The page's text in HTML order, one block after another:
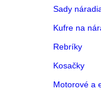
Sady
Kufre na
Rebríky
Kosačky
Motorové a